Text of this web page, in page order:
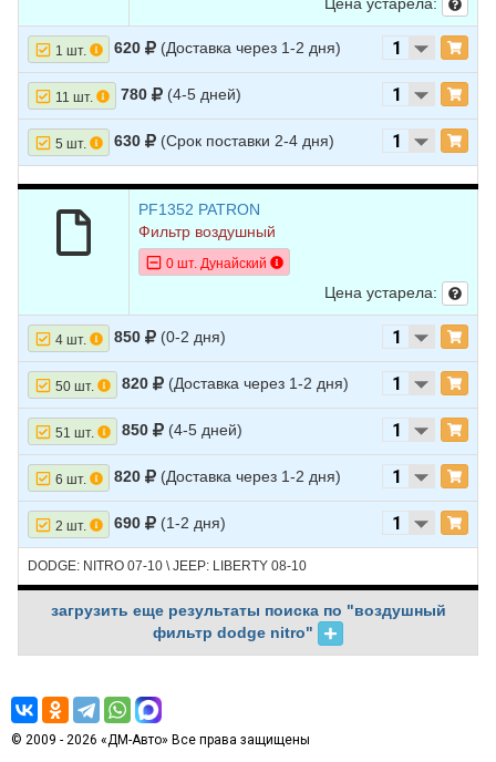
1 шт. 620 (Доставка через 1-2 дня)
11 шт. 780 (4-5 дней)
5 шт. 630 (Срок поставки 2-4 дня)
PF1352 PATRON
Фильтр воздушный
0 шт. Дунайский
Цена устарела:
4 шт. 850 (0-2 дня)
50 шт. 820 (Доставка через 1-2 дня)
51 шт. 850 (4-5 дней)
6 шт. 820 (Доставка через 1-2 дня)
2 шт. 690 (1-2 дня)
DODGE: NITRO 07-10 \ JEEP: LIBERTY 08-10
загрузить еще результаты поиска по "воздушный
фильтр dodge nitro"
© 2009 - 2026 «ДМ-Авто» Все права защищены